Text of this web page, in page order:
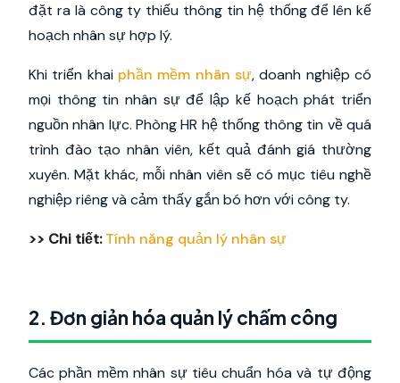
đặt ra là công ty thiếu thông tin hệ thống để lên kế
hoạch nhân sự hợp lý.
Khi triển khai phần mềm nhân sự, doanh nghiệp có
mọi thông tin nhân sự để lập kế hoạch phát triển
nguồn nhân lực. Phòng HR hệ thống thông tin về quá
trình đào tạo nhân viên, kết quả đánh giá thường
xuyên. Mặt khác, mỗi nhân viên sẽ có mục tiêu nghề
nghiệp riêng và cảm thấy gắn bó hơn với công ty.
>> Chi tiết:Tính năng quản lý nhân sự
2. Đơn giản hóa quản lý chấm công
Các phần mềm nhân sự tiêu chuẩn hóa và tự động